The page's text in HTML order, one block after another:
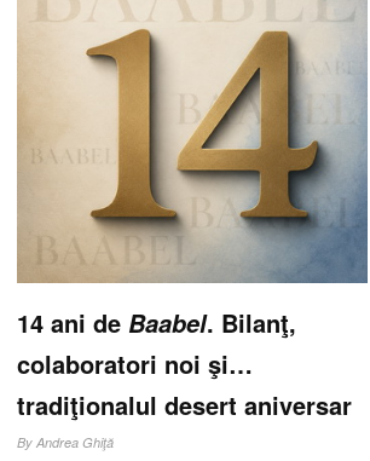
14 ani de Baabel. Bilanţ,
colaboratori noi şi…
tradiţionalul desert aniversar
By Andrea Ghiţă